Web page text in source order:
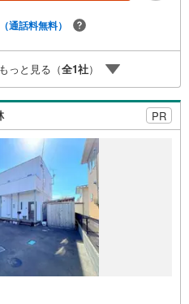
住宅に関する様々なご質問はもち
て頂きます。各店舗ではキッズス
のご家族様で是非お越しくださ
（定休日火・水曜日※店舗によ
内も可能ですので、どうぞお気軽
（通話料無料）
っと見る（全1社）
PR